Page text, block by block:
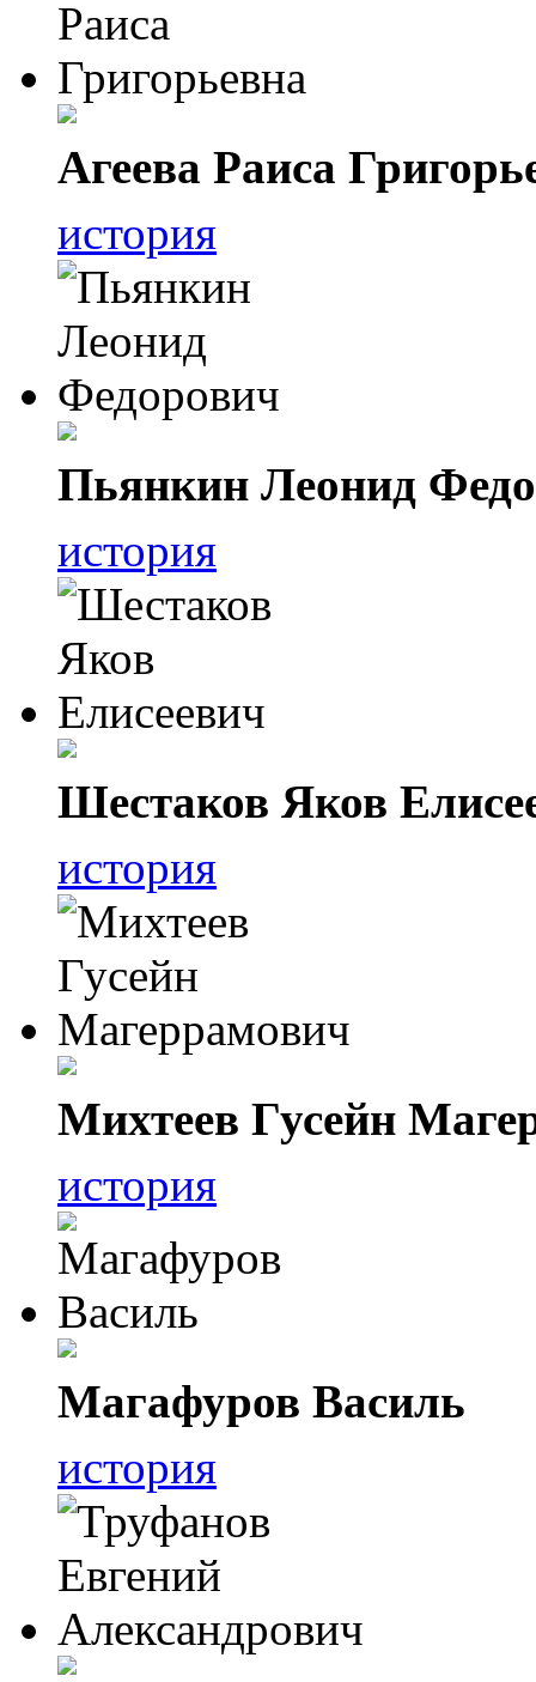
Агеева Раиса
история
Пьянкин Леонид
история
Шестаков Яков
история
Михтеев Гусейн
история
Магафуров Василь
история